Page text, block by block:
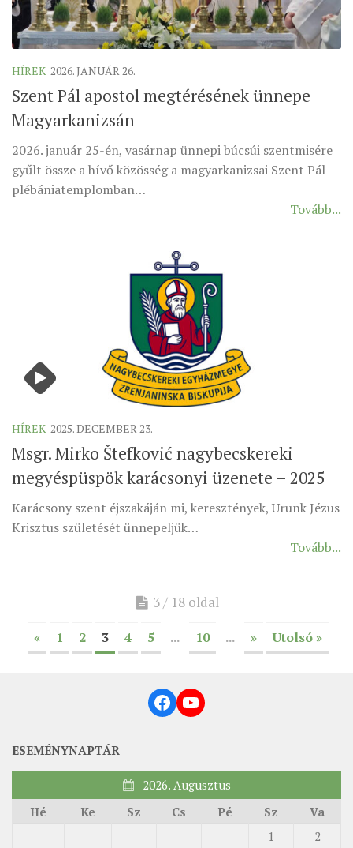
HÍREK 2026. JANUÁR 26.
Szent Pál apostol megtérésének ünnepe
Magyarkanizsán
2026. január 25-én, vasárnap ünnepi búcsúi szentmisére
gyűlt össze a hívő közösség a magyarkanizsai Szent Pál
plébániatemplomban…
Tovább...
HÍREK 2025. DECEMBER 23.
Msgr. Mirko Štefković nagybecskereki
megyéspüspök karácsonyi üzenete – 2025
Karácsony szent éjszakáján mi, keresztények, Urunk Jézus
Krisztus születését ünnepeljük…
Tovább...
3 / 18 oldal
« 1 2 3 4 5 ... 10 ... » Utolsó »
Facebook
YouTube
ESEMÉNYNAPTÁR
2026. Augusztus
Hé
Ke Sz Cs Pé Sz
Va
1
2